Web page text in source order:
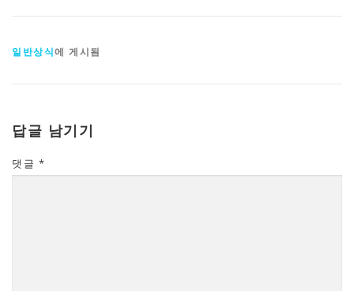
일반상식에 게시됨
답글 남기기
댓글 *